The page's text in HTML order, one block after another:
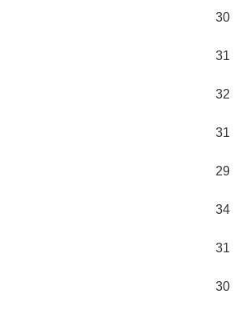
30
31
32
31
29
34
31
30